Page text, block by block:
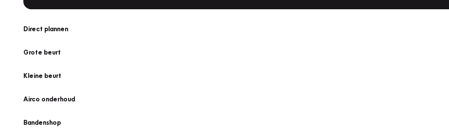
Direct plannen
Grote beurt
Kleine beurt
Airco onderhoud
Bandenshop